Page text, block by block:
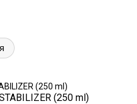
(250 ml)